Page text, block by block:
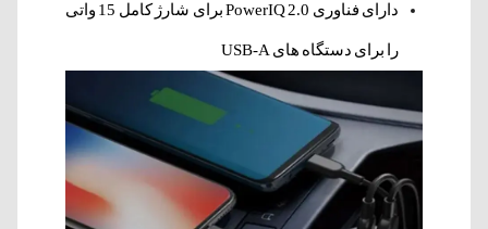
دارای فناوری PowerIQ 2.0 برای شارژ کامل 15 واتی
را برای دستگاه های USB-A